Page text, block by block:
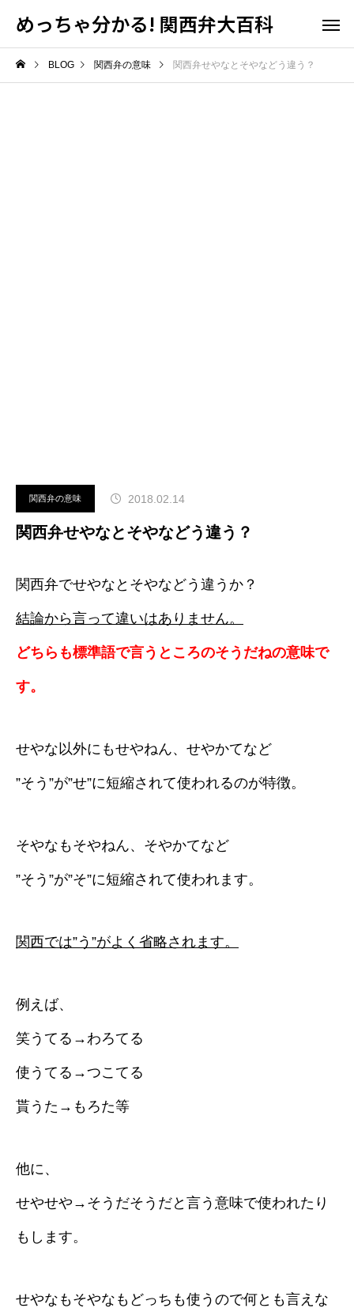
めっちゃ分かる! 関西弁大百科
BLOG 関西弁の意味 関西弁せやなとそやなどう違う？
関西弁の意味 2018.02.14
関西弁せやなとそやなどう違う？
関西弁でせやなとそやなどう違うか？
結論から言って違いはありません。
どちらも標準語で言うところのそうだねの意味で
す。
せやな以外にもせやねん、せやかてなど
”そう”が”せ”に短縮されて使われるのが特徴。
そやなもそやねん、そやかてなど
”そう”が”そ”に短縮されて使われます。
関西では”う”がよく省略されます。
例えば、
笑うてる→わろてる
使うてる→つこてる
貰うた→もろた等
他に、
せやせや→そうだそうだと言う意味で使われたり
もします。
せやなもそやなもどっちも使うので何とも言えな